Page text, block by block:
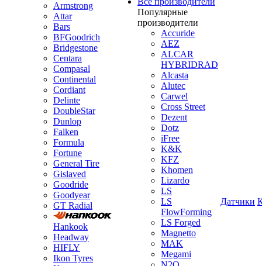
Armstrong
Attar
Bars
BFGoodrich
Bridgestone
Centara
Compasal
Continental
Cordiant
Delinte
DoubleStar
Dunlop
Falken
Formula
Fortune
General Tire
Gislaved
Goodride
Goodyear
GT Radial
Hankook
Headway
HIFLY
Ikon Tyres
Популярные
производители
Accuride
AEZ
ALCAR
HYBRIDRAD
Alcasta
Alutec
Carwel
Cross Street
Dezent
Dotz
iFree
K&K
KFZ
Khomen
Lizardo
LS
LS
FlowForming
LS Forged
Magnetto
MAK
Megami
Датчики